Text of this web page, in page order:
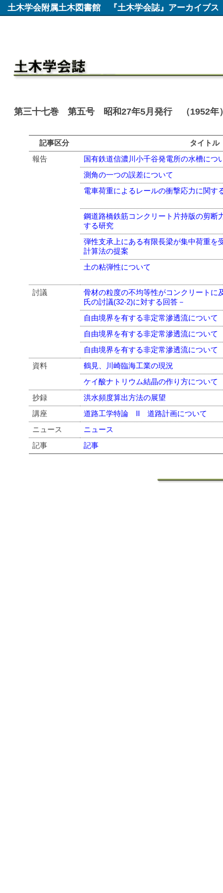
土木学会附属土木図書館 『土木学会誌』アーカイブス
第三十七巻 第五号 昭和27年5月発行 （1952年
記事区分
タイトル
報告
国有鉄道信濃川小千谷発電所の水槽につ
測角の一つの誤差について
電車荷重によるレールの衝撃応力に関す
鋼道路橋鉄筋コンクリート片持版の剪断
する研究
弾性支承上にある有限長梁が集中荷重を
計算法の提案
土の粘弾性について
討議
骨材の粒度の不均等性がコンクリートに
氏の討議(32-2)に対する回答－
自由境界を有する非定常滲透流について
自由境界を有する非定常滲透流について
自由境界を有する非定常滲透流について
資料
鶴見、川崎臨海工業の現況
ケイ酸ナトリウム結晶の作り方について
抄録
洪水頻度算出方法の展望
講座
道路工学特論 II 道路計画について
ニュース
ニュース
記事
記事